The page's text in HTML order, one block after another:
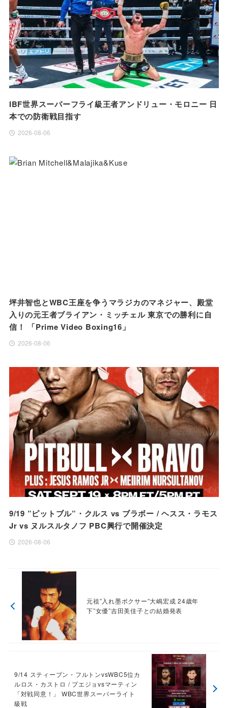
IBF世界スーパーフライ級王者アンドリュー・モロニー 日
本での防衛戦目指す
2026-08-06
坪井智也とWBC王座を争うマラジカのマネジャー、殿堂
入りの元王者ブライアン・ミッチェル 東京での勝利に自
信！ 「Prime Video Boxing16」
2026-08-06
9/19 ”ピットブル”・クルス vs ブラボー / ヘスス・ラモス
Jr vs ヌルスルタノフ PBC興行で開催決定
2026-08-06
元祖”入れ墨ボクサー”大嶋宏成 24歳年
下”女優”吉田美佳子との結婚発表
9/14 スティーブン・フルトンvsWBC5位カ
ルロス・カストロ / プエジョvsマーティン
「対戦同意！」 WBC世界スーパーライト
級戦